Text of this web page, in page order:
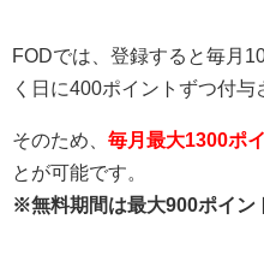
FODでは、登録すると毎月
く日に400ポイントずつ付与
そのため、 毎月最大1300ポ
とが可能です。
※無料期間は最大900ポイン